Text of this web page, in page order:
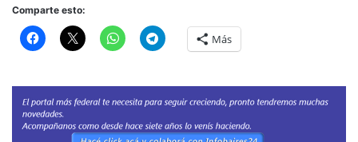
Comparte esto:
Más